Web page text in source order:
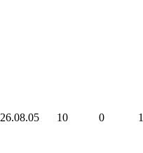
26.08.05 10 0 1